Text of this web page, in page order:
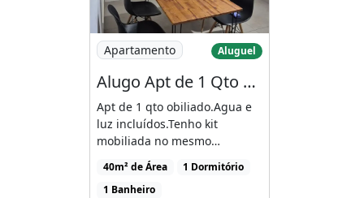
- Próximo à UPA 24h;
- Próximo à administração regional;
- E com acesso fácil à BR 060.
Agende já a sua visita!!!
61 982909130
Área de serviço
Imagem: Alugo Apt de 1 Qto Mobiliado
Apartamento Aluguel
Alugo Apt de 1 Qto Mobiliado
Apt de 1 qto obiliado.Agua e
luz incluídos.Tenho kit
mobiliada no mesmo
prédio.Qn 317 cj G.Não possui
[...]
40m² de Área
1 Dormitório
1 Banheiro